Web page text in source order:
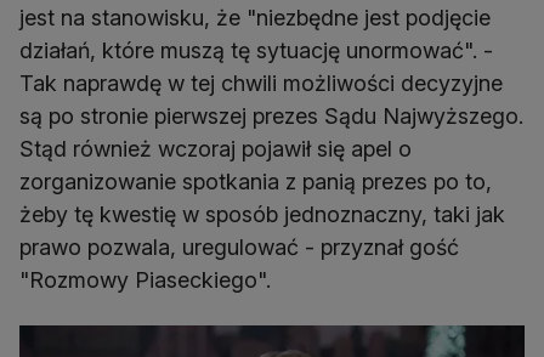
jest na stanowisku, że "niezbędne jest podjęcie
działań, które muszą tę sytuację unormować". -
Tak naprawdę w tej chwili możliwości decyzyjne
są po stronie pierwszej prezes Sądu Najwyższego.
Stąd również wczoraj pojawił się apel o
zorganizowanie spotkania z panią prezes po to,
żeby tę kwestię w sposób jednoznaczny, taki jak
prawo pozwala, uregulować - przyznał gość
"Rozmowy Piaseckiego".